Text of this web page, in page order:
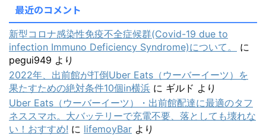
最近のコメント
新型コロナ感染性免疫不全症候群(Covid-19 due to
infection Immuno Deficiency Syndrome)について。
に
pegui949 より
2022年、出前館が打倒Uber Eats（ウーバーイーツ）を
果たすための絶対条件10個in横浜 に ギルド より
Uber Eats（ウーバーイーツ）・出前館配達に最適のタフ
ネススマホ。大バッテリーで充電不要、落としても壊れな
い！おすすめ! に lifemoyBar より